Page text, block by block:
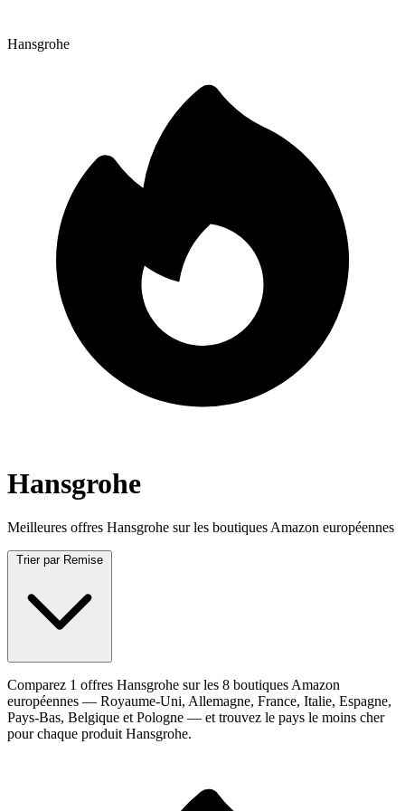
Hansgrohe
Hansgrohe
Meilleures offres Hansgrohe sur les boutiques Amazon européennes
Trier par Remise
Comparez 1 offres Hansgrohe sur les 8 boutiques Amazon
européennes — Royaume-Uni, Allemagne, France, Italie, Espagne,
Pays-Bas, Belgique et Pologne — et trouvez le pays le moins cher
pour chaque produit Hansgrohe.